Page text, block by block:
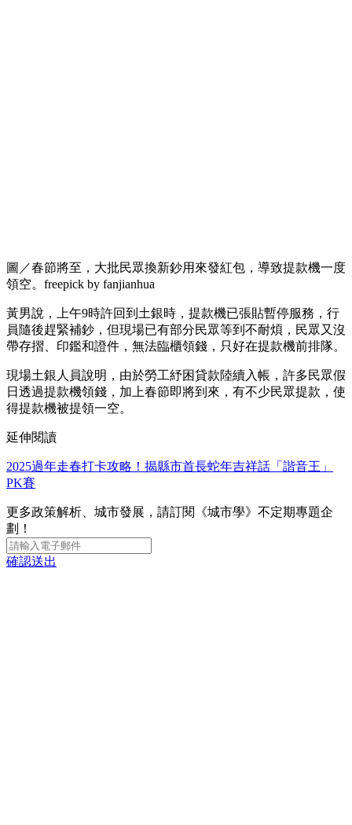
圖／春節將至，大批民眾換新鈔用來發紅包，導致提款機一度
領空。freepick by fanjianhua
黃男說，上午9時許回到土銀時，提款機已張貼暫停服務，行
員隨後趕緊補鈔，但現場已有部分民眾等到不耐煩，民眾又沒
帶存摺、印鑑和證件，無法臨櫃領錢，只好在提款機前排隊。
現場土銀人員說明，由於勞工紓困貸款陸續入帳，許多民眾假
日透過提款機領錢，加上春節即將到來，有不少民眾提款，使
得提款機被提領一空。
延伸閱讀
2025過年走春打卡攻略！揭縣市首長蛇年吉祥話「諧音王」
PK賽
更多政策解析、城市發展，請訂閱《城市學》不定期專題企
劃！
確認送出